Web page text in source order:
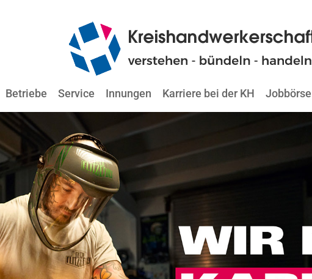
Betriebe Service Innungen Karriere bei der KH Jobbörse